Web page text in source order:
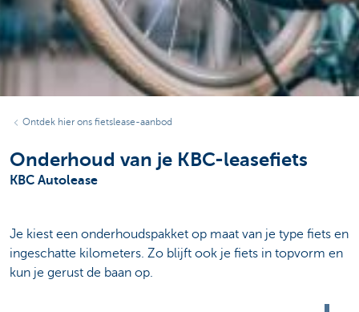
Ontdek hier ons fietslease-aanbod
Onderhoud van je KBC-leasefiets
KBC Autolease
Je kiest een onderhoudspakket op maat van je type fiets en
ingeschatte kilometers. Zo blijft ook je fiets in topvorm en
kun je gerust de baan op.